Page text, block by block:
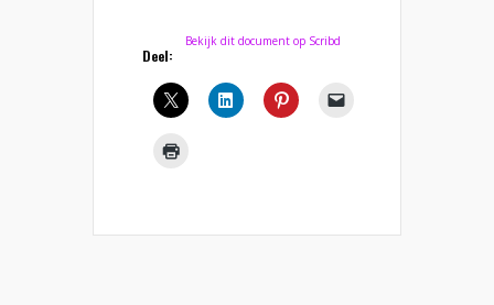
Bekijk dit document op Scribd
Deel: